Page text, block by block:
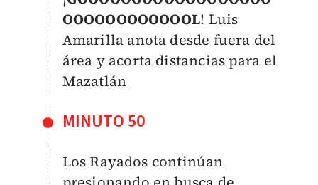
OOOOOOOOOOOOL! Luis
Amarilla anota desde fuera del
área y acorta distancias para el
Mazatlán
MINUTO 50
Los Rayados continúan